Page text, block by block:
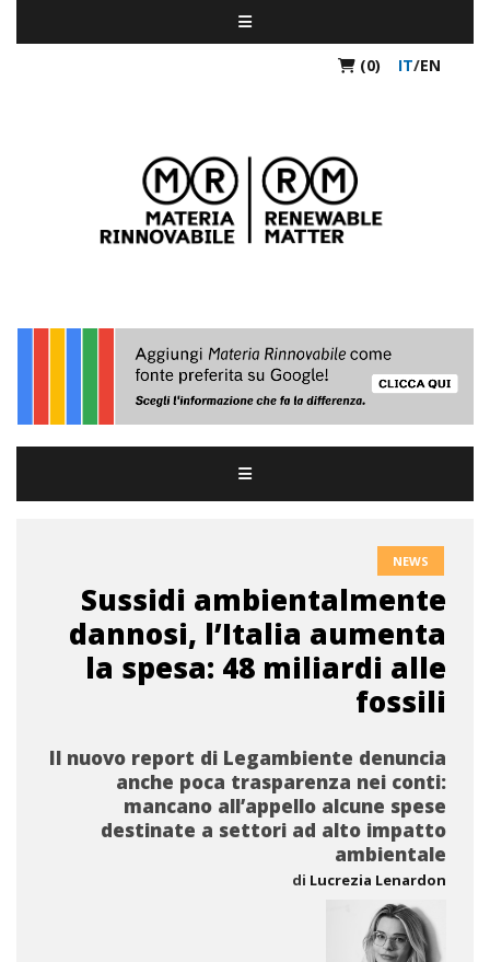
(0) IT/EN
NEWS
Sussidi ambientalmente
dannosi, l’Italia aumenta
la spesa: 48 miliardi alle
fossili
Il nuovo report di Legambiente denuncia
anche poca trasparenza nei conti:
mancano all’appello alcune spese
destinate a settori ad alto impatto
ambientale
di Lucrezia Lenardon